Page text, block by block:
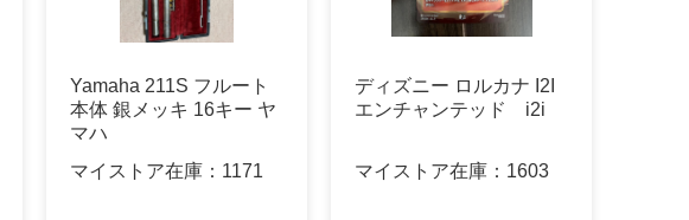
Yamaha 211S フルート
本体 銀メッキ 16キー ヤ
マハ
マイストア在庫： 1171
ディズニー ロルカナ I2I
エンチャンテッド i2i
マイストア在庫： 1603